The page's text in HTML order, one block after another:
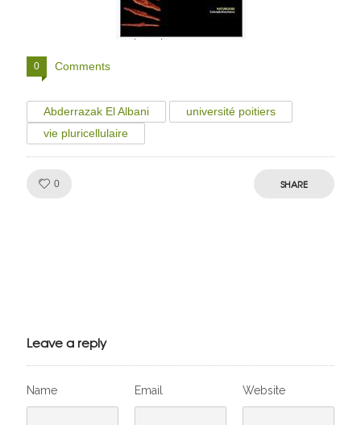
0 Comments
Abderrazak El Albani
université poitiers
vie pluricellulaire
0 SHARE
Leave a reply
Name Email Website